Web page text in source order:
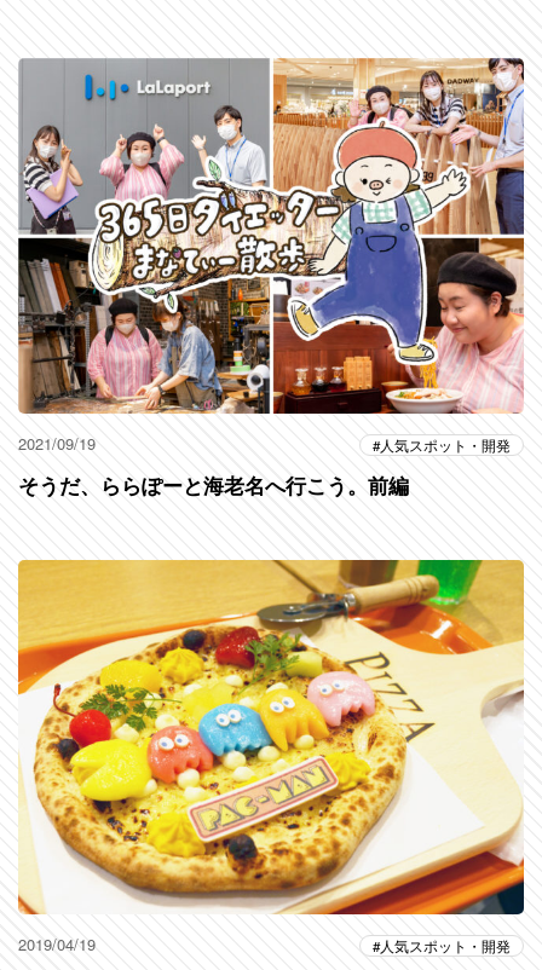
2021/09/19 人気スポット・開発
そうだ、ららぽーと海老名へ行こう。前編
2019/04/19 人気スポット・開発